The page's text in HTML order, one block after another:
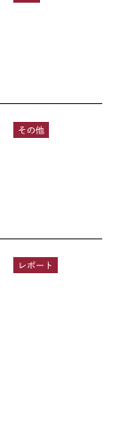
その他
レポート